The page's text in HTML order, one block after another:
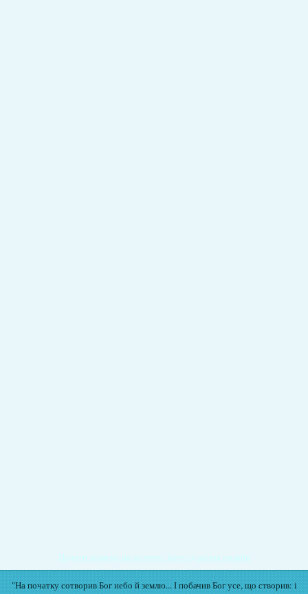
Подати записку на молитву Богослужіння онлайн
"На початку сотворив Бог небо й землю... І побачив Бог усе, що створив: і